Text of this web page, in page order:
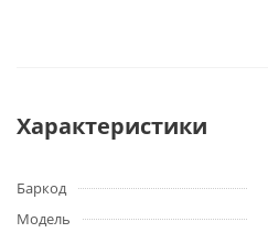
Характеристики
Баркод
Модель